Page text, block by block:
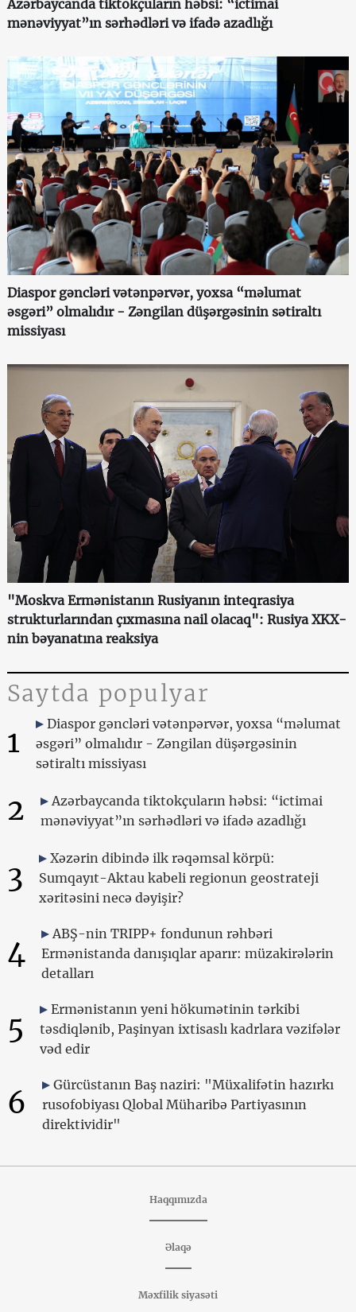
Azərbaycanda tiktokçuların həbsi: “ictimai
mənəviyyat”ın sərhədləri və ifadə azadlığı
Diaspor gəncləri vətənpərvər, yoxsa “məlumat
əsgəri” olmalıdır - Zəngilan düşərgəsinin sətiraltı
missiyası
"Moskva Ermənistanın Rusiyanın inteqrasiya
strukturlarından çıxmasına nail olacaq": Rusiya XKX-
nin bəyanatına reaksiya
Saytda populyar
1
Diaspor gəncləri vətənpərvər, yoxsa “məlumat
əsgəri” olmalıdır - Zəngilan düşərgəsinin
sətiraltı missiyası
2
Azərbaycanda tiktokçuların həbsi: “ictimai
mənəviyyat”ın sərhədləri və ifadə azadlığı
3
Xəzərin dibində ilk rəqəmsal körpü:
Sumqayıt-Aktau kabeli regionun geostrateji
xəritəsini necə dəyişir?
4
ABŞ-nin TRIPP+ fondunun rəhbəri
Ermənistanda danışıqlar aparır: müzakirələrin
detalları
5
Ermənistanın yeni hökumətinin tərkibi
təsdiqlənib, Paşinyan ixtisaslı kadrlara vəzifələr
vəd edir
6
Gürcüstanın Baş naziri: "Müxalifətin hazırkı
rusofobiyası Qlobal Müharibə Partiyasının
direktividir"
Haqqımızda
Əlaqə
Məxfilik siyasəti